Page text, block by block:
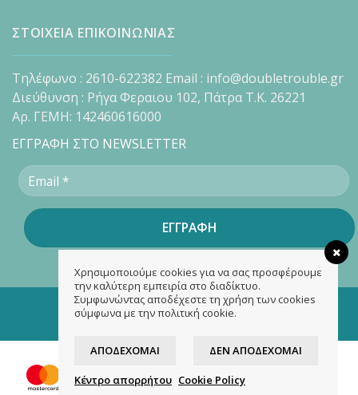
ΣΤΟΙΧΕΙΑ ΕΠΙΚΟΙΝΩΝΙΑΣ
Τηλέφωνο : 2610-622382 Email : info@doubletrouble.gr
Διεύθυνση : Ρήγα Φεραιου 102, Πάτρα Τ.Κ. 26221
Αρ. ΓΕΜΗ: 142460616000
ΕΓΓΡΑΦΗ ΣΤΟ NEWSLETTER
Copyright 2026 ©doubletrouble.gr
Designed & developed by
Χρησιμοποιούμε cookies για να σας προσφέρουμε
την καλύτερη εμπειρία στο διαδίκτυο.
Συμφωνώντας αποδέχεστε τη χρήση των cookies
σύμφωνα με την πολιτική cookie.
ΑΠΟΔΈΧΟΜΑΙ ΔΕΝ ΑΠΟΔΈΧΟΜΑΙ
Κέντρο απορρήτου Cookie Policy